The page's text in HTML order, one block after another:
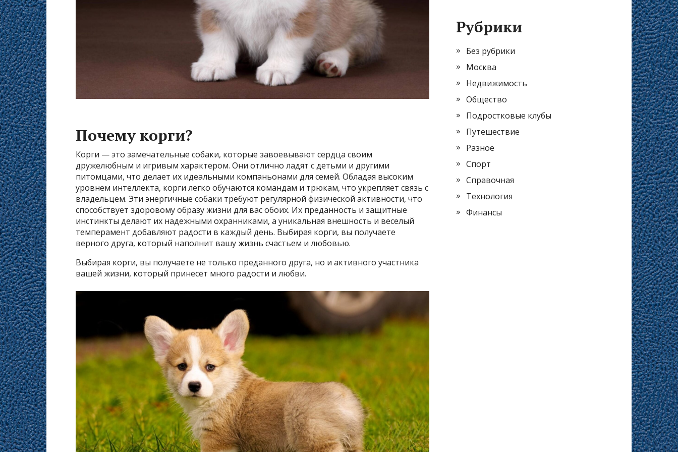
Почему корги?
Корги — это замечательные собаки, которые завоевывают сердца своим
дружелюбным и игривым характером. Они отлично ладят с детьми и другими
питомцами, что делает их идеальными компаньонами для семей. Обладая высоким
уровнем интеллекта, корги легко обучаются командам и трюкам, что укрепляет связь с
владельцем. Эти энергичные собаки требуют регулярной физической активности, что
способствует здоровому образу жизни для вас обоих. Их преданность и защитные
инстинкты делают их надежными охранниками, а уникальная внешность и веселый
темперамент добавляют радости в каждый день. Выбирая корги, вы получаете
верного друга, который наполнит вашу жизнь счастьем и любовью.
Выбирая корги, вы получаете не только преданного друга, но и активного участника
вашей жизни, который принесет много радости и любви.
Рубрики
Без рубрики
Москва
Недвижимость
Общество
Подростковые клубы
Путешествие
Разное
Спорт
Справочная
Технология
Финансы